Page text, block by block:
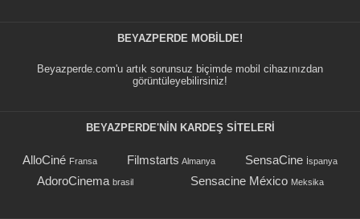
BEYAZPERDE MOBILDE!
Beyazperde.com'u artık sorunsuz biçimde mobil cihazınızdan
görüntüleyebilirsiniz!
BEYAZPERDE'NIN KARDEŞ SİTELERİ
AlloCiné Fransa Filmstarts Almanya SensaCine İspanya
AdoroCinema brasil Sensacine México Meksika